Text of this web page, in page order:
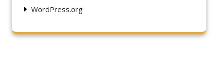
WordPress.org